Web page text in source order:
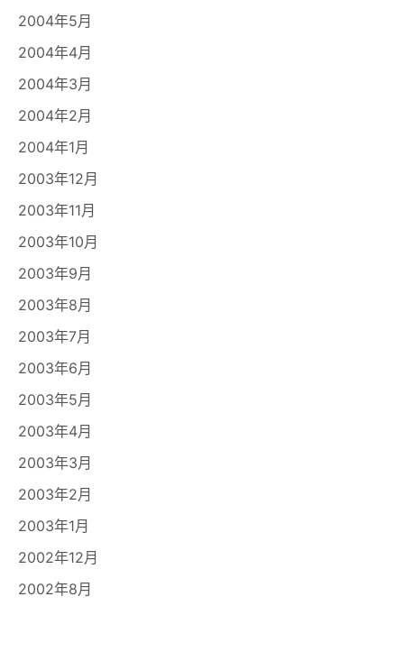
2004年5月
2004年4月
2004年3月
2004年2月
2004年1月
2003年12月
2003年11月
2003年10月
2003年9月
2003年8月
2003年7月
2003年6月
2003年5月
2003年4月
2003年3月
2003年2月
2003年1月
2002年12月
2002年8月